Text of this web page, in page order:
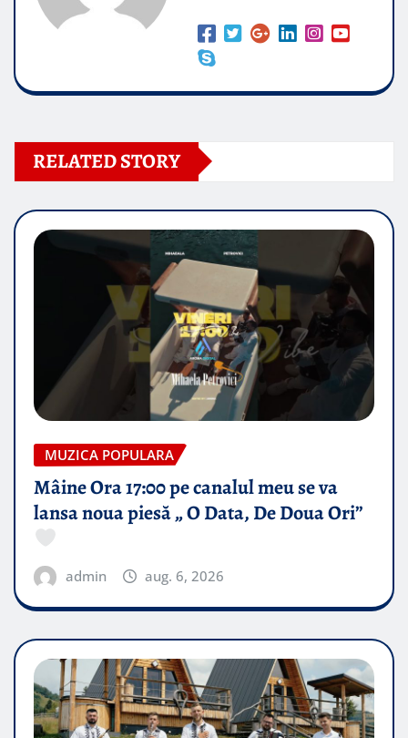
RELATED STORY
MUZICA POPULARA
Mâine Ora 17:00 pe canalul meu se va
lansa noua piesă „ O Data, De Doua Ori”
admin aug. 6, 2026